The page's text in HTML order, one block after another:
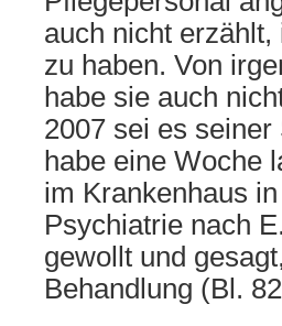
auch nicht
zu haben. Von
habe sie auch
2007 sei es
habe eine Woche
im Krankenhaus
Psychiatrie nach
gewollt und
Behandlung (Bl.